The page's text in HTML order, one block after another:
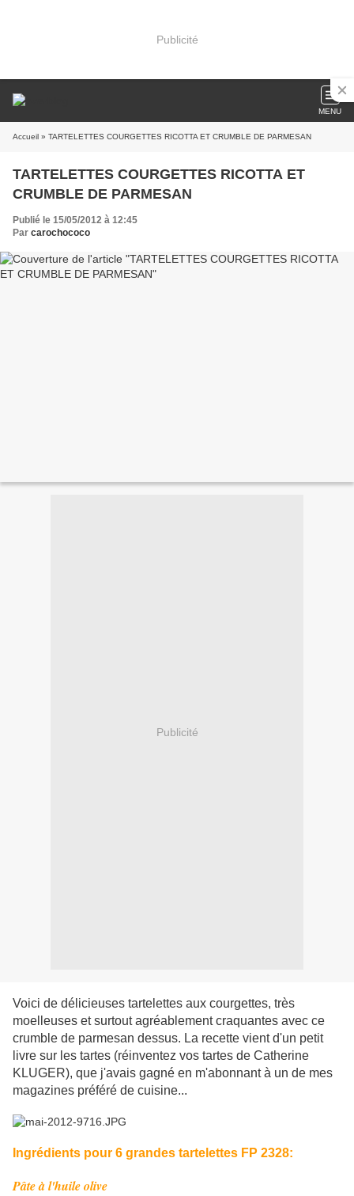
Publicité
MENU
Accueil » TARTELETTES COURGETTES RICOTTA ET CRUMBLE DE PARMESAN
TARTELETTES COURGETTES RICOTTA ET
CRUMBLE DE PARMESAN
Publié le 15/05/2012 à 12:45
Par carochococo
Publicité
Voici de délicieuses tartelettes aux courgettes, très
moelleuses et surtout agréablement craquantes avec ce
crumble de parmesan dessus. La recette vient d'un petit
livre sur les tartes (réinventez vos tartes de Catherine
KLUGER), que j'avais gagné en m'abonnant à un de mes
magazines préféré de cuisine...
Ingrédients pour 6 grandes tartelettes FP 2328:
Pâte à l'huile olive